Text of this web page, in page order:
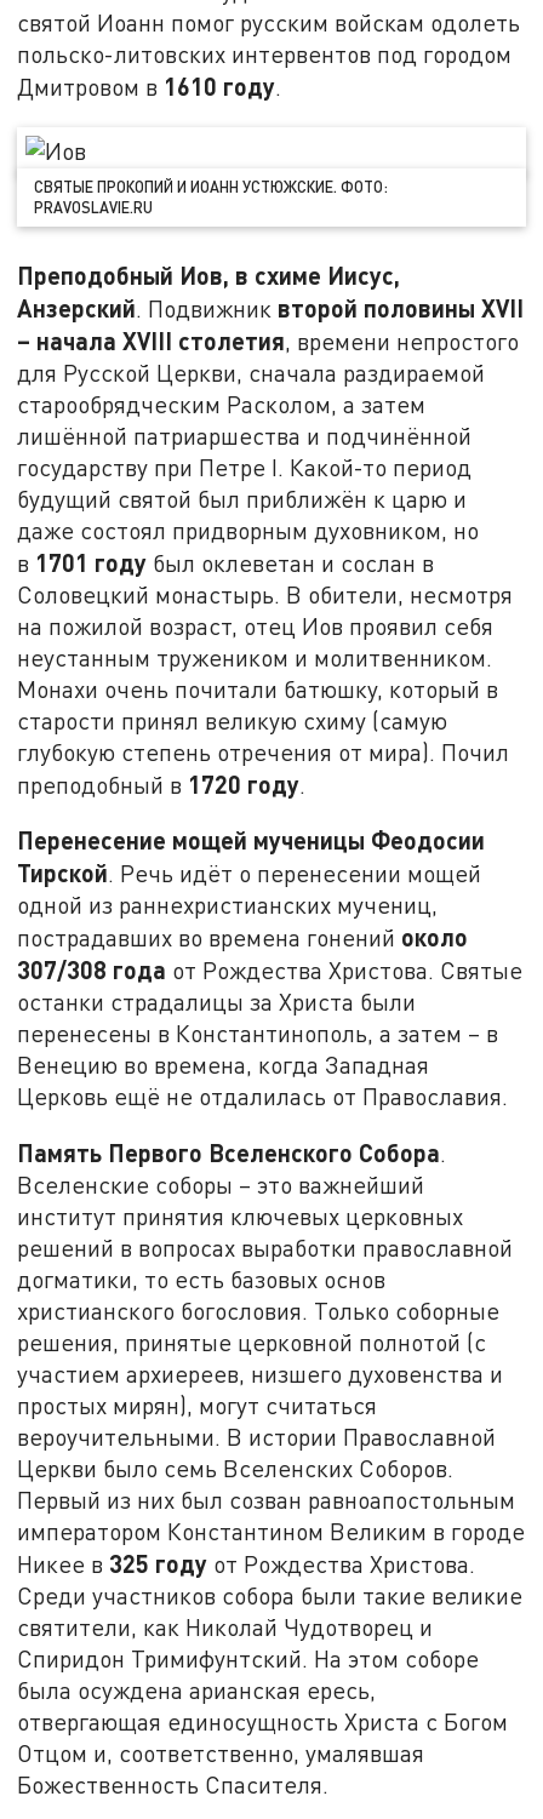
святой Иоанн помог русским войскам одолеть
польско-литовских интервентов под городом
Дмитровом в 1610 году.
СВЯТЫЕ ПРОКОПИЙ И ИОАНН УСТЮЖСКИЕ. ФОТО:
PRAVOSLAVIE.RU
Преподобный Иов, в схиме Иисус,
Анзерский. Подвижник второй половины XVII
– начала XVIII столетия, времени непростого
для Русской Церкви, сначала раздираемой
старообрядческим Расколом, а затем
лишённой патриаршества и подчинённой
государству при Петре I. Какой-то период
будущий святой был приближён к царю и
даже состоял придворным духовником, но
в 1701 году был оклеветан и сослан в
Соловецкий монастырь. В обители, несмотря
на пожилой возраст, отец Иов проявил себя
неустанным тружеником и молитвенником.
Монахи очень почитали батюшку, который в
старости принял великую схиму (самую
глубокую степень отречения от мира). Почил
преподобный в 1720 году.
Перенесение мощей мученицы Феодосии
Тирской. Речь идёт о перенесении мощей
одной из раннехристианских мучениц,
пострадавших во времена гонений около
307/308 года от Рождества Христова. Святые
останки страдалицы за Христа были
перенесены в Константинополь, а затем – в
Венецию во времена, когда Западная
Церковь ещё не отдалилась от Православия.
Память Первого Вселенского Собора.
Вселенские соборы – это важнейший
институт принятия ключевых церковных
решений в вопросах выработки православной
догматики, то есть базовых основ
христианского богословия. Только соборные
решения, принятые церковной полнотой (с
участием архиереев, низшего духовенства и
простых мирян), могут считаться
вероучительными. В истории Православной
Церкви было семь Вселенских Соборов.
Первый из них был созван равноапостольным
императором Константином Великим в городе
Никее в 325 году от Рождества Христова.
Среди участников собора были такие великие
святители, как Николай Чудотворец и
Спиридон Тримифунтский. На этом соборе
была осуждена арианская ересь,
отвергающая единосущность Христа с Богом
Отцом и, соответственно, умалявшая
Божественность Спасителя.